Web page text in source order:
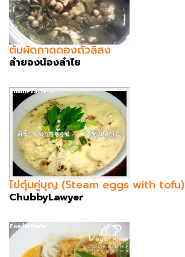
ต้มผัดกาดดองถั่วลิสง
ลำยองน้องลำไย
ไข่ตุ๋นคู่บุญ (Steam eggs with tofu)
ChubbyLawyer